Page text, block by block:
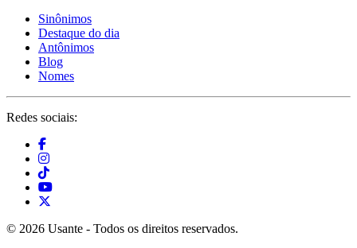
Sinônimos
Destaque do dia
Antônimos
Blog
Nomes
Redes sociais:
© 2026 Usante - Todos os direitos reservados.